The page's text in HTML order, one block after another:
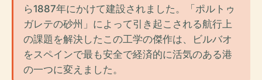
ら1887年にかけて建設されました。「ポルトゥ
ガレテの砂州」によって引き起こされる航行上
の課題を解決したこの工学の傑作は、ビルバオ
をスペインで最も安全で経済的に活気のある港
の一つに変えました。